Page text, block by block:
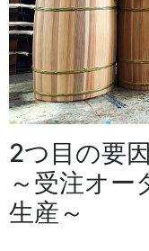
2つ目の要因
～受注オー
生産～